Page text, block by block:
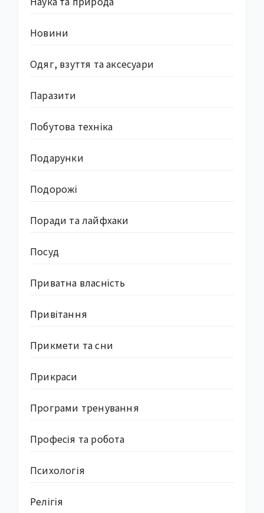
Новини
Одяг, взуття та аксесуари
Паразити
Побутова техніка
Подарунки
Подорожі
Поради та лайфхаки
Посуд
Приватна власність
Привітання
Прикмети та сни
Прикраси
Програми тренування
Професія та робота
Психологія
Релігія